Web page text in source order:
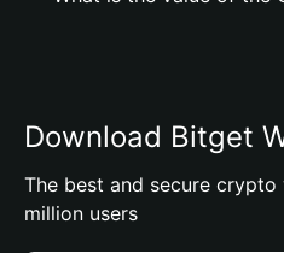
Download Bitget
The best and secure
million users